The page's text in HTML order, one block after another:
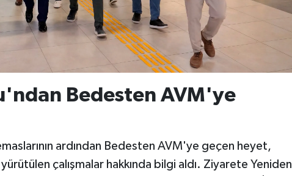
Bedesten AVM'ye
ardından Bedesten AVM'ye geçen heyet,
çalışmalar hakkında bilgi aldı. Ziyarete Yeniden